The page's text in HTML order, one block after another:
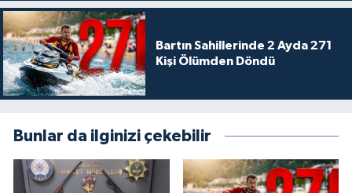
Bartın Sahillerinde 2 Ayda 271
Kişi Ölümden Döndü
Bunlar da ilginizi çekebilir